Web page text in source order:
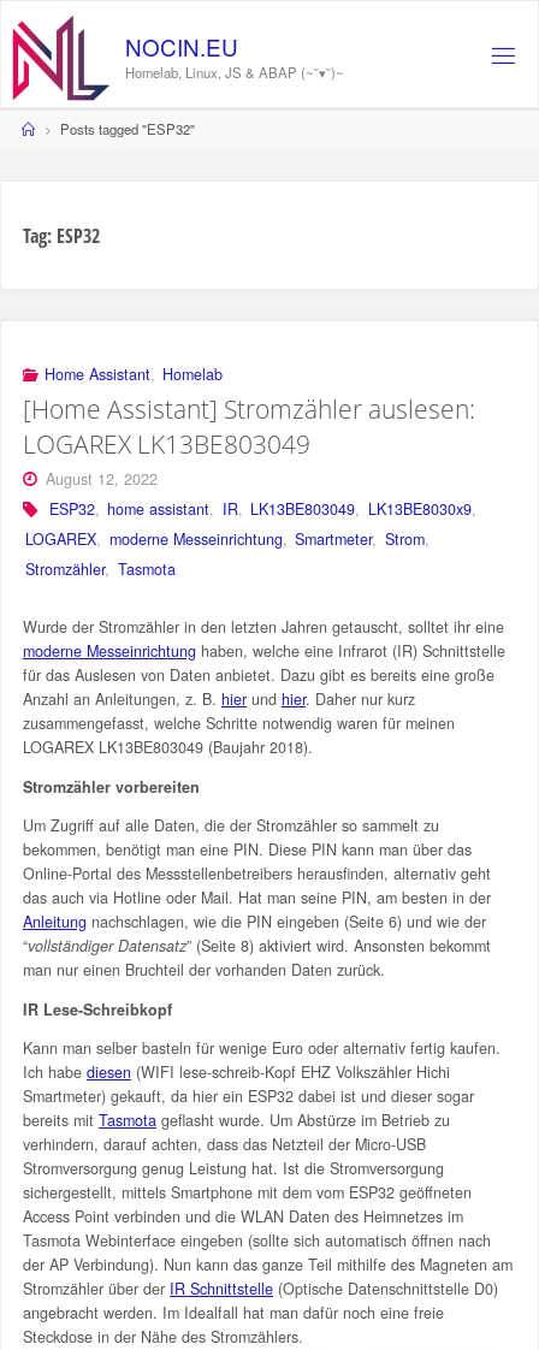
content
NOCIN.EU
Homelab, Linux, JS & ABAP (~˘▾˘)~
HomePosts tagged "ESP32"
Tag: ESP32
Home Assistant, Homelab
[Home Assistant] Stromzähler auslesen:
LOGAREX LK13BE803049
August 12, 2022
ESP32, home assistant, IR, LK13BE803049, LK13BE8030x9,
LOGAREX, moderne Messeinrichtung, Smartmeter, Strom,
Stromzähler, Tasmota
Wurde der Stromzähler in den letzten Jahren getauscht, solltet ihr eine
moderne Messeinrichtunghaben, welche eine Infrarot (IR) Schnittstelle
für das Auslesen von Daten anbietet. Dazu gibt es bereits eine große
Anzahl an Anleitungen, z. B. hierund hier. Daher nur kurz
zusammengefasst, welche Schritte notwendig waren für meinen
LOGAREX LK13BE803049 (Baujahr 2018).
Stromzähler vorbereiten
Um Zugriff auf alle Daten, die der Stromzähler so sammelt zu
bekommen, benötigt man eine PIN. Diese PIN kann man über das
Online-Portal des Messstellenbetreibers herausfinden, alternativ geht
das auch via Hotline oder Mail. Hat man seine PIN, am besten in der
Anleitungnachschlagen, wie die PIN eingeben (Seite 6) und wie der
“vollständiger Datensatz” (Seite 8) aktiviert wird. Ansonsten bekommt
man nur einen Bruchteil der vorhanden Daten zurück.
IR Lese-Schreibkopf
Kann man selber basteln für wenige Euro oder alternativ fertig kaufen.
Ich habe diesen(WIFI lese-schreib-Kopf EHZ Volkszähler Hichi
Smartmeter) gekauft, da hier ein ESP32 dabei ist und dieser sogar
bereits mit Tasmotageflasht wurde. Um Abstürze im Betrieb zu
verhindern, darauf achten, dass das Netzteil der Micro-USB
Stromversorgung genug Leistung hat. Ist die Stromversorgung
sichergestellt, mittels Smartphone mit dem vom ESP32 geöffneten
Access Point verbinden und die WLAN Daten des Heimnetzes im
Tasmota Webinterface eingeben (sollte sich automatisch öffnen nach
der AP Verbindung). Nun kann das ganze Teil mithilfe des Magneten am
Stromzähler über der IR Schnittstelle(Optische Datenschnittstelle D0)
angebracht werden. Im Idealfall hat man dafür noch eine freie
Steckdose in der Nähe des Stromzählers.